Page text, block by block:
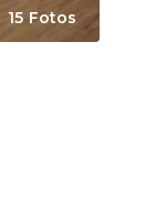
15 Fotos